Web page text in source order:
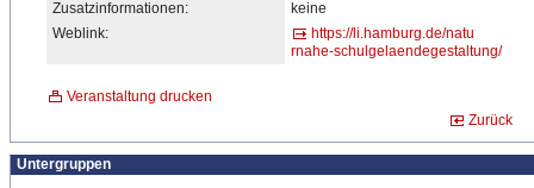
Zusatzinformationen:
keine
Weblink:
https://li.hamburg.de/natu
rnahe-schulgelaendegestalt​ung/
Veranstaltung drucken
Zurück
Untergruppen